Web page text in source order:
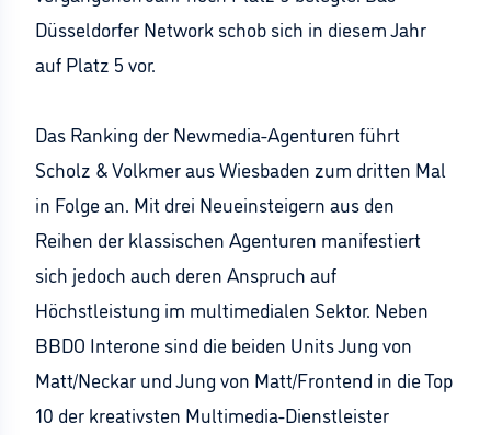
Düsseldorfer Network schob sich in diesem Jahr
auf Platz 5 vor.
Das Ranking der Newmedia-Agenturen führt
Scholz & Volkmer aus Wiesbaden zum dritten Mal
in Folge an. Mit drei Neueinsteigern aus den
Reihen der klassischen Agenturen manifestiert
sich jedoch auch deren Anspruch auf
Höchstleistung im multimedialen Sektor. Neben
BBDO Interone sind die beiden Units Jung von
Matt/Neckar und Jung von Matt/Frontend in die Top
10 der kreativsten Multimedia-Dienstleister